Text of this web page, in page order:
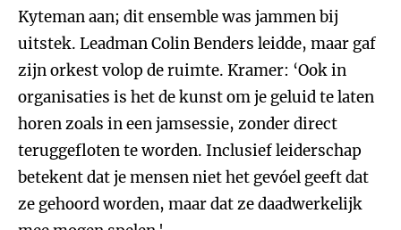
Kyteman aan; dit ensemble was jammen bij
uitstek. Leadman Colin Benders leidde, maar gaf
zijn orkest volop de ruimte. Kramer: ‘Ook in
organisaties is het de kunst om je geluid te laten
horen zoals in een jamsessie, zonder direct
teruggefloten te worden. Inclusief leiderschap
betekent dat je mensen niet het gevóel geeft dat
ze gehoord worden, maar dat ze daadwerkelijk